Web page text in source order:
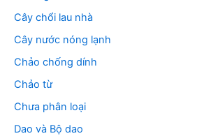
Cây chổi lau nhà
Cây nước nóng lạnh
Chảo chống dính
Chảo từ
Chưa phân loại
Dao và Bộ dao